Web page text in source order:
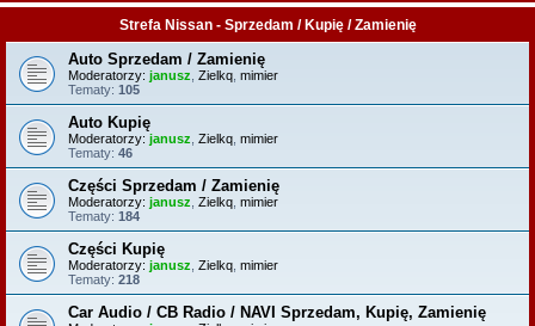
Strefa Nissan - Sprzedam / Kupię / Zamienię
Auto Sprzedam / Zamienię
Moderatorzy: janusz Zielkq mimier
Tematy: 105
Auto Kupię
Moderatorzy: janusz Zielkq mimier
Tematy: 46
Części Sprzedam / Zamienię
Moderatorzy: janusz Zielkq mimier
Tematy: 184
Części Kupię
Moderatorzy: janusz Zielkq mimier
Tematy: 218
Car Audio / CB Radio / NAVI Sprzedam, Kupię, Zamienię